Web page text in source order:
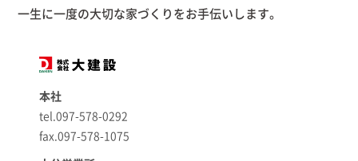
一生に一度の大切な家づくりをお手伝いします。
本社
tel.097-578-0292
fax.097-578-1075